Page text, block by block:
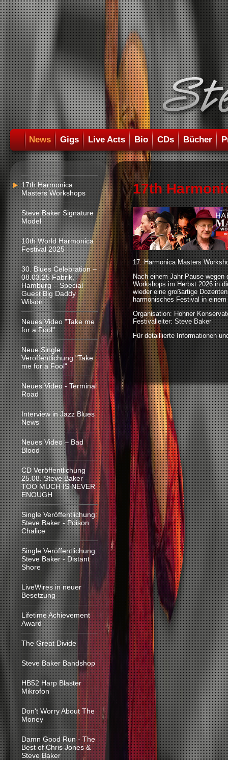
News Gigs Live Acts Bio CDs Bücher
17th Harmonica
Masters Workshops
Steve Baker Signature
Model
10th World Harmonica
Festival 2025
30. Blues Celebration –
08.03.25 Fabrik,
Hamburg – Special
Guest Big Daddy
Wilson
Neues Video "Take me
for a Fool"
Neue Single
Veröffentlichung "Take
me for a Fool"
Neues Video - Terminal
Road
Interview in Jazz Blues
News
Neues Video – Bad
Blood
CD Veröffentlichung
25.08. Steve Baker –
TOO MUCH IS NEVER
ENOUGH
Single Veröffentlichung:
Steve Baker - Poison
Chalice
Single Veröffentlichung:
Steve Baker - Distant
Shore
LiveWires in neuer
Besetzung
Lifetime Achievement
Award
The Great Divide
Steve Baker Bandshop
HB52 Harp Blaster
Mikrofon
Don't Worry About The
Money
Damn Good Run - The
Best of Chris Jones &
Steve Baker
17th
17. Harmonica Masters
Nach einem Jahr Pause
Workshops im Herbst 2026 in
wieder eine großartige
harmonisches Festival in
Organisation: Hohner
Festivalleiter: Steve Baker
Für detaillierte Informationen